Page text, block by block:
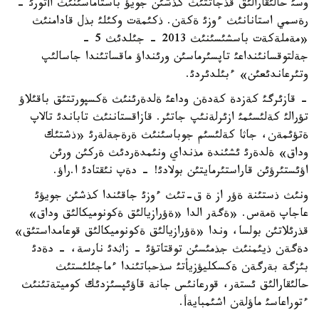
وسئ حالئقارالئق قذجاتتئث كذشئن جويؤ باستاماسئنئث اأتورئ -
رةسمي استانانئث ءوزئ ةكةن. ذكئمةت وكئلئ بذل قادامنئث
«مةملةكةت باسشئسئنئث 2013 - جئلدئث 5 -
جةلتوقسانئنداعئ تاپسئرماسئن ورئنداؤ ماقساتئندا جاسالئپ
وتئرعاندئعئن» ءبئلدئردئ.
- قازئرگئ كةزدة كةدةن وداعئ ةلدةرئنئث ةكسپورتتئق باقئلاؤ
تؤرالئ كةلئسئمئ ازئرلةنئپ جاتئر. قازاقستاننئث تاباندئ تالاپ
ةتؤئمةن، جاثا كةلئسئم جوباسئنئث ةرةجةلةرئ «ذشتئك
وداق» ةلدةرئ ئشئندة مذنداي ونئمدةردئث ةركئن ورئن
اؤئستئرؤئن قاراستئرمايتئن بولادئ! - دةپ نئقتادئ ا.راؤ.
ونئث ذستئنة ةؤر از ة ق-تئث ءوزئ جاقئندا كذشئن جويؤئ
عاجاپ ةمةس. «ةگةر الدا «ةؤرازيالئق ةكونوميكالئق وداق»
قذرئلاتئن بولسا، وندا «ةؤرازيالئق ةكونوميكالئق قوعامداستئق»
دةگةن ذيئمنئث جذمئسئن توقتاتؤئ - زاثدئ نارسة، - دةدئ
بئزگة بةرگةن ةكسكليؤزيأتئ سذحباتئندا ءماجئلئستئث
حالئقارالئق ئستةر، قورعانئس جانة قاؤئپسئزدئك كوميتةتئنئث
ءتوراعاسئ ماؤلةن اشئمبايةأ.